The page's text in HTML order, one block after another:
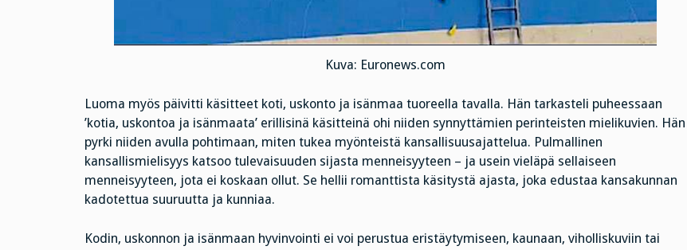
Kuva: Euronews.com
Luoma myös päivitti käsitteet koti, uskonto ja isänmaa tuoreella tavalla. Hän tarkasteli puheessaan
’kotia, uskontoa ja isänmaata’ erillisinä käsitteinä ohi niiden synnyttämien perinteisten mielikuvien. Hän
pyrki niiden avulla pohtimaan, miten tukea myönteistä kansallisuusajattelua. Pulmallinen
kansallismielisyys katsoo tulevaisuuden sijasta menneisyyteen – ja usein vieläpä sellaiseen
menneisyyteen, jota ei koskaan ollut. Se hellii romanttista käsitystä ajasta, joka edustaa kansakunnan
kadotettua suuruutta ja kunniaa.
Kodin, uskonnon ja isänmaan hyvinvointi ei voi perustua eristäytymiseen, kaunaan, viholliskuviin tai